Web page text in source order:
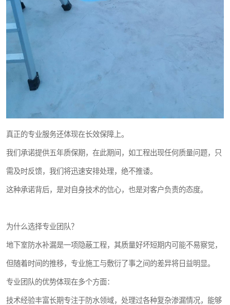
真正的专业服务还体现在长效保障上。
我们承诺提供五年质保期，在此期间，如工程出现任何质量问题，只
需及时反馈，我们将迅速安排处理，绝不推诿。
这种承诺背后，是对自身技术的信心，也是对客户负责的态度。
为什么选择专业团队？
地下室防水补漏是一项隐蔽工程，其质量好坏短期内可能不易察觉，
但随着时间的推移，专业施工与敷衍了事之间的差异将日益明显。
专业团队的优势体现在多个方面：
技术经验丰富长期专注于防水领域，处理过各种复杂渗漏情况，能够